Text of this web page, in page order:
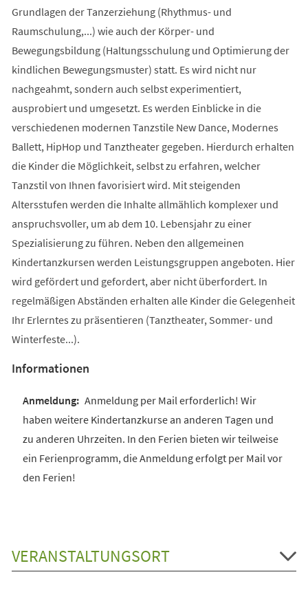
Grundlagen der Tanzerziehung (Rhythmus- und
Raumschulung,...) wie auch der Körper- und
Bewegungsbildung (Haltungsschulung und Optimierung der
kindlichen Bewegungsmuster) statt. Es wird nicht nur
nachgeahmt, sondern auch selbst experimentiert,
ausprobiert und umgesetzt. Es werden Einblicke in die
verschiedenen modernen Tanzstile New Dance, Modernes
Ballett, HipHop und Tanztheater gegeben. Hierdurch erhalten
die Kinder die Möglichkeit, selbst zu erfahren, welcher
Tanzstil von Ihnen favorisiert wird. Mit steigenden
Altersstufen werden die Inhalte allmählich komplexer und
anspruchsvoller, um ab dem 10. Lebensjahr zu einer
Spezialisierung zu führen. Neben den allgemeinen
Kindertanzkursen werden Leistungsgruppen angeboten. Hier
wird gefördert und gefordert, aber nicht überfordert. In
regelmäßigen Abständen erhalten alle Kinder die Gelegenheit
Ihr Erlerntes zu präsentieren (Tanztheater, Sommer- und
Winterfeste...).
Informationen
Anmeldung per Mail erforderlich! Wir
haben weitere Kindertanzkurse an anderen Tagen und
zu anderen Uhrzeiten. In den Ferien bieten wir teilweise
ein Ferienprogramm, die Anmeldung erfolgt per Mail vor
den Ferien!
VERANSTALTUNGSORT